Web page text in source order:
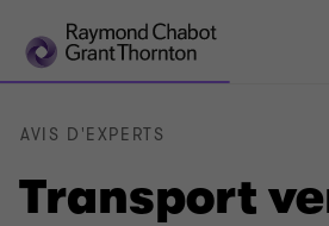
Transport
AVIS D'EXPERTS